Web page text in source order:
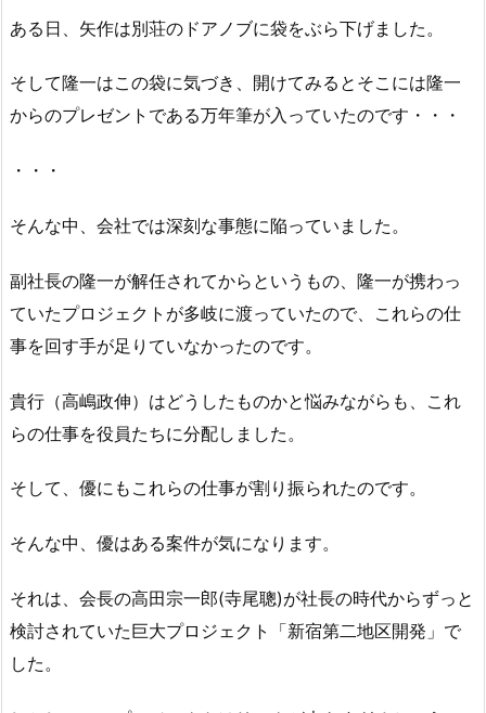
ある日、矢作は別荘のドアノブに袋をぶら下げました。
そして隆一はこの袋に気づき、開けてみるとそこには隆一
からのプレゼントである万年筆が入っていたのです・・・
・・・
そんな中、会社では深刻な事態に陥っていました。
副社長の隆一が解任されてからというもの、隆一が携わっ
ていたプロジェクトが多岐に渡っていたので、これらの仕
事を回す手が足りていなかったのです。
貴行（高嶋政伸）はどうしたものかと悩みながらも、これ
らの仕事を役員たちに分配しました。
そして、優にもこれらの仕事が割り振られたのです。
そんな中、優はある案件が気になります。
それは、会長の高田宗一郎(寺尾聰)が社長の時代からずっと
検討されていた巨大プロジェクト「新宿第二地区開発」で
した。